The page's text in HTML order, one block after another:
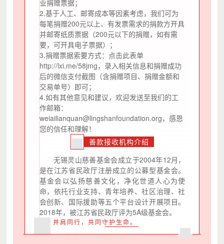
业捐赠票据；
2.基于人工、邮寄成本等因素考虑，我们可为
每笔捐赠200元以上、有发票需求的捐款方开具
并邮寄纸质票据（200元以下的捐赠，如有需
要，可开具电子票据）；
3.捐赠票据索要方式：点击此表单
http://lxi.me/58jmg，录入相关信息和捐赠成功
后的微信支付截图（含捐赠项目、捐赠金额和
交易单号）即可；
4.如有其他意见和建议，欢迎发送至我们的工
作邮箱：
weiailianquan@lingshanfoundation.org，感恩
您的信任和理解！
善款接收机构介绍
无锡灵山慈善基金会成立于2004年12月，
是在江苏省民政厅注册成立的公募型基金会。
基金会以弘扬慈善文化，净化世道人心为使
命，依托行业支持、青年培养、社区治理、社
会创新、国际援助等五个平台设计开展项目。
2018年，被江苏省民政厅评为5A级基金会。
并肩同行，共同守护生命。